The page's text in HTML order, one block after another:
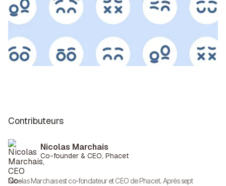
Contributeurs
Nicolas Marchais
Co-founder & CEO, Phacet
Nicolas Marchais est co-fondateur et CEO de Phacet. Après sept